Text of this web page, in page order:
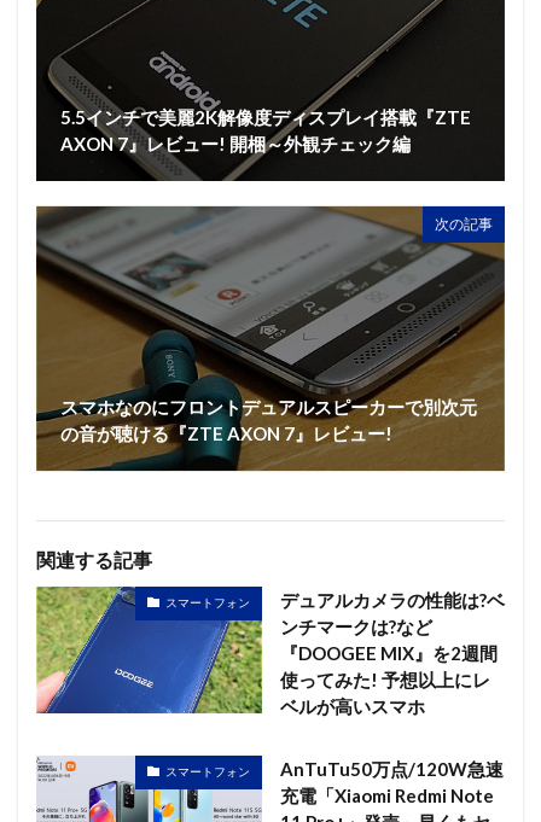
5.5インチで美麗2K解像度ディスプレイ搭載『ZTE
AXON 7』レビュー! 開梱～外観チェック編
次の記事
スマホなのにフロントデュアルスピーカーで別次元
の音が聴ける『ZTE AXON 7』レビュー!
関連する記事
スマートフォン
デュアルカメラの性能は?ベ
ンチマークは?など
『DOOGEE MIX』を2週間
使ってみた! 予想以上にレ
ベルが高いスマホ
スマートフォン
AnTuTu50万点/120W急速
充電「Xiaomi Redmi Note